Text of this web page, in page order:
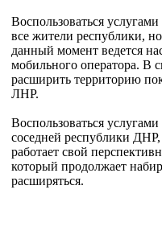
Воспользоваться
все жители республики,
данный момент ведется
мобильного оператора. В
расширить территорию
ЛНР.
Воспользоваться
соседней республики
работает свой
который продолжает
расширяться.